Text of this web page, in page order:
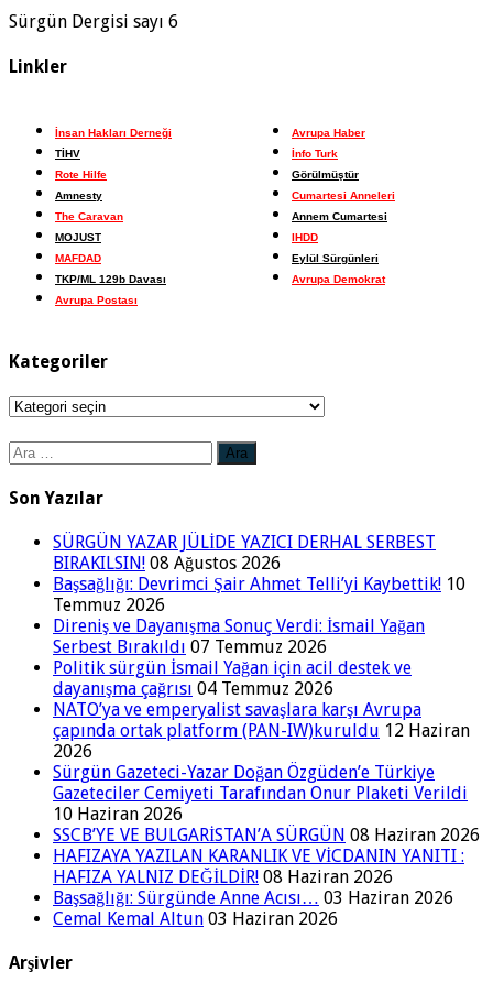
Sürgün Dergisi sayı 6
Linkler
İnsan Hakları Derneği
TİHV
Rote Hilfe
Amnesty
The Caravan
MOJUST
MAFDAD
TKP/ML 129b Davası
Avrupa Postası
Avrupa Haber
İnfo Turk
Görülmüştür
Cumartesi Anneleri
Annem Cumartesi
IHDD
Eylül Sürgünleri
Avrupa Demokrat
Kategoriler
Kategoriler
Arama:
Son Yazılar
SÜRGÜN YAZAR JÜLİDE YAZICI DERHAL SERBEST
BIRAKILSIN! 08 Ağustos 2026
Başsağlığı: Devrimci Şair Ahmet Telli’yi Kaybettik! 10
Temmuz 2026
Direniş ve Dayanışma Sonuç Verdi: İsmail Yağan
Serbest Bırakıldı 07 Temmuz 2026
Politik sürgün İsmail Yağan için acil destek ve
dayanışma çağrısı 04 Temmuz 2026
NATO’ya ve emperyalist savaşlara karşı Avrupa
çapında ortak platform (PAN-IW)kuruldu 12 Haziran
2026
Sürgün Gazeteci-Yazar Doğan Özgüden’e Türkiye
Gazeteciler Cemiyeti Tarafından Onur Plaketi Verildi
10 Haziran 2026
SSCB’YE VE BULGARİSTAN’A SÜRGÜN 08 Haziran 2026
HAFIZAYA YAZILAN KARANLIK VE VİCDANIN YANITI :
HAFIZA YALNIZ DEĞİLDİR! 08 Haziran 2026
Başsağlığı: Sürgünde Anne Acısı… 03 Haziran 2026
Cemal Kemal Altun 03 Haziran 2026
Arşivler